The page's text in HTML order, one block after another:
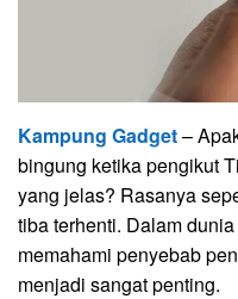
Kampung Gadget–
bingung ketika pengikut
yang jelas? Rasanya
tiba terhenti. Dalam
memahami penyebab
menjadi sangat penting.